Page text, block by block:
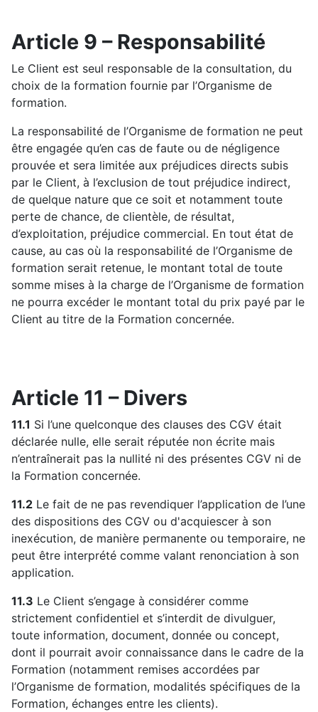
Article 9 – Responsabilité
Le Client est seul responsable de la consultation, du
choix de la formation fournie par l’Organisme de
formation.
La responsabilité de l’Organisme de formation ne peut
être engagée qu’en cas de faute ou de négligence
prouvée et sera limitée aux préjudices directs subis
par le Client, à l’exclusion de tout préjudice indirect,
de quelque nature que ce soit et notamment toute
perte de chance, de clientèle, de résultat,
d’exploitation, préjudice commercial. En tout état de
cause, au cas où la responsabilité de l’Organisme de
formation serait retenue, le montant total de toute
somme mises à la charge de l’Organisme de formation
ne pourra excéder le montant total du prix payé par le
Client au titre de la Formation concernée.
Article 11 – Divers
11.1 Si l’une quelconque des clauses des CGV était
déclarée nulle, elle serait réputée non écrite mais
n’entraînerait pas la nullité ni des présentes CGV ni de
la Formation concernée.
11.2 Le fait de ne pas revendiquer l’application de l’une
des dispositions des CGV ou d'acquiescer à son
inexécution, de manière permanente ou temporaire, ne
peut être interprété comme valant renonciation à son
application.
11.3 Le Client s’engage à considérer comme
strictement confidentiel et s’interdit de divulguer,
toute information, document, donnée ou concept,
dont il pourrait avoir connaissance dans le cadre de la
Formation (notamment remises accordées par
l’Organisme de formation, modalités spécifiques de la
Formation, échanges entre les clients).